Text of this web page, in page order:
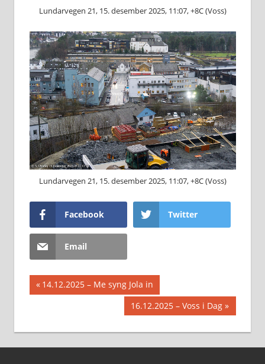
Lundarvegen 21, 15. desember 2025, 11:07, +8C (Voss)
Lundarvegen 21, 15. desember 2025, 11:07, +8C (Voss)
Facebook Twitter
Email
Innleggsnavigasjon
Previous
Post:
14.12.2025 – Me syng Jola in
Next
Post:
16.12.2025 – Voss i Dag